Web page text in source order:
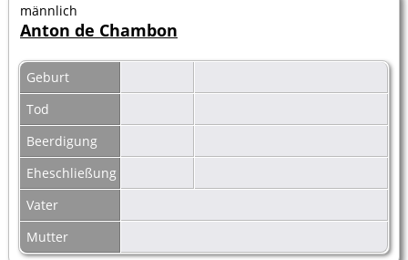
männlich
Anton de Chambon
Geburt
Tod
Beerdigung
Eheschließung
Vater
Mutter